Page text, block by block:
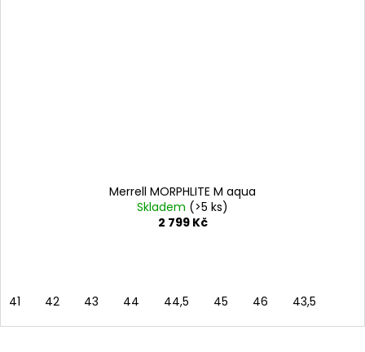
Merrell MORPHLITE M aqua
Skladem (>5 ks)
2 799 Kč
41 42 43 44 44,5 45 46 43,5